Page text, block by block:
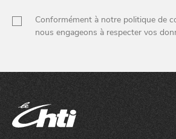
SORTIR
Conformément à notre politique de
nous engageons à respecter vos